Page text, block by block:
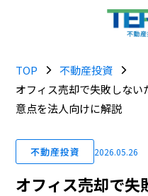
TOP
不動産投資
オフィス売却で失敗しな
意点を法人向けに解説
不動産投資 2026.05.26
オフィス売却で失